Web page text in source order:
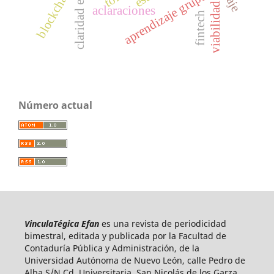
aprendizaje grupalviabilidad
aclaraciones fintech
blockchain
Número actual
VinculaTégica Efanes una revista de periodicidad
bimestral, editada y publicada por la Facultad de
Contaduría Pública y Administración, de la
Universidad Autónoma de Nuevo León, calle Pedro de